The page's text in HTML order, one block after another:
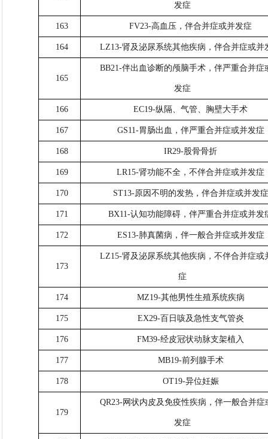
发症
163 FV23-高血压，伴合并症或并发症
164 LZ13-肾及泌尿系统其他疾病，伴合并症或并
165
BB21-伴出血诊断的颅脑手术，伴严重合并症
发症
166 EC19-纵隔、气管、胸壁大手术
167 GS11-胃肠出血，伴严重合并症或并发症
168 IR29-股骨骨折
169 LR15-肾功能不全，不伴合并症或并发症
170 ST13-原因不明的发热，伴合并症或并发症
171 BX11-认知功能障碍，伴严重合并症或并发
172 ES13-肺真菌病，伴一般合并症或并发症
173
LZ15-肾及泌尿系统其他疾病，不伴合并症或
症
174 MZ19-其他男性生殖系统疾病
175 EX29-百日咳及急性支气管炎
176 FM39-经皮冠状动脉支架植入
177 MB19-前列腺手术
178 OT19-异位妊娠
179
QR23-网状内皮及免疫性疾病，伴一般合并症
发症